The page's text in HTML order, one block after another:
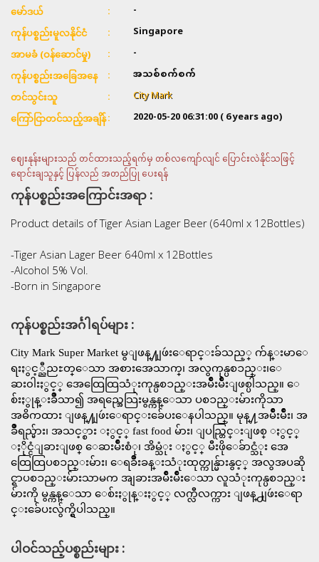
မော်ဒယ် -
ကုန်ပစ္စည်းမူလနိုင်ငံ Singapore
အာမခံ (ဝန်ဆောင်မှု) -
ကုန်ပစ္စည်းအခြေအနေ အသစ်စက်စက်
တင်သွင်းသူ City Mark
ကြော်ငြာတင်သည့်အချိန် 2020-05-20 06:31:00( 6 years ago)
ဈေးနုန်းများသည် တင်ထားသည့်ရက်မှ တစ်လကျော်လျင် ပြောင်းလဲနိုင်သဖြင့်
ရောင်းချသူနှင့် ပြန်လည် အတည်ပြု ပေးရန်
ကုန်ပစ္စည်းအကြောင်းအရာ :
Product details of Tiger Asian Lager Beer (640ml x 12Bottles)
-Tiger Asian Lager Beer 640ml x 12Bottles
-Alcohol 5% Vol.
-Born in Singapore
ကုန်ပစ္စည်းအင်္ဂါရပ်များ :
City Mark Super Market မွျဖန္႔ျဖဴးေရာင္းခ်သည့္ က်န္းမာေ
ရးႏွင့္ညီညႊတ္ေသာ အစားအေသာက္၊ အလွကုန္ပစၥည္း၊ေ
ဆး၀ါးႏွင့္ အေထြေထြသံုးကုန္ပစၥည္းအမ်ဳိးမ်ဳိးျဖစ္ပါသည္။ ေ
စ်းႏွုန္းခ်ဳိသာ၍ အရည္အေသြးမွန္ကန္ေသာ ပစၥည္းမ်ားကိုသာ
အဓိကထား ျဖန္႔ျဖဴးေရာင္းခ်ေပးေနပါသည္။ မုန္႔အမ်ဳိးမ်ဳိး၊ အ
ခ်ဳိရည္မ်ား၊ အသင့္စား ႏွင့္ fast food မ်ား၊ ျပည္တြင္းျဖစ္ ႏွင့္
ႏိုင္ငံျခားျဖစ္ ေဆးမ်ဳိးစံု၊ အိမ္သံုး ႏွင့္ မီးဖိုေခ်ာင္သံုး အေ
ထြေထြပစၥည္းမ်ား၊ ေရခ်ဳိးခန္းသံုးထုတ္ကုန္မ်ားနွင့္ အလွအပဆို
င္ရာပစၥည္းမ်ားသာမက အျခားအမ်ဳိးမ်ဳိးေသာ လူသံုးကုန္ပစၥည္း
မ်ားကို မွန္ကန္ေသာ ေစ်းႏွုန္းႏွင့္ လက္လီလက္ကား ျဖန္႕ျဖဴးေရာ
င္းခ်ေပးလွ်က္ရွိပါသည္။
ပါဝင်သည့်ပစ္စည်းများ :